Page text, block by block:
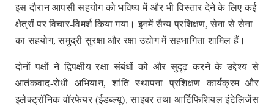
इस दौरान आपसी सहयोग को भविष्य में और भी विस्तार देने के लिए कई
क्षेत्रों पर विचार-विमर्श किया गया। इनमें सैन्य प्रशिक्षण, सेना से सेना
का सहयोग, समुद्री सुरक्षा और रक्षा उद्योग में सहभागिता शामिल हैं।
दोनों पक्षों ने द्विपक्षीय रक्षा संबंधों को और सुदृढ़ करने के उद्देश्य से
आतंकवाद-रोधी अभियान, शांति स्थापना प्रशिक्षण कार्यक्रम और
इलेक्ट्रॉनिक वॉरफेयर (ईडब्ल्यू), साइबर तथा आर्टिफिशियल इंटेलिजेंस